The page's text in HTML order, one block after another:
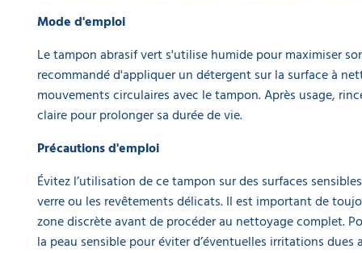
Mode d'emploi
Le tampon abrasif vert s'utilise humide pour maximiser
recommandé d'appliquer un détergent sur la surface à
mouvements circulaires avec le tampon. Après usage,
claire pour prolonger sa durée de vie.
Précautions d'emploi
Évitez l’utilisation de ce tampon sur des surfaces
verre ou les revêtements délicats. Il est important de
zone discrète avant de procéder au nettoyage complet.
la peau sensible pour éviter d’éventuelles irritations dues